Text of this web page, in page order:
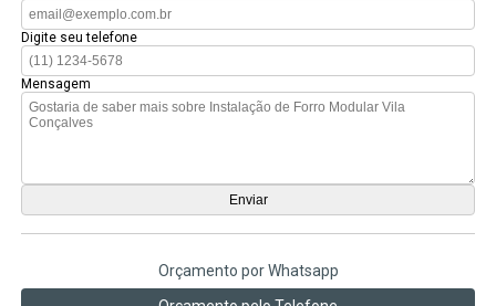
Digite seu telefone
Mensagem
Orçamento por Whatsapp